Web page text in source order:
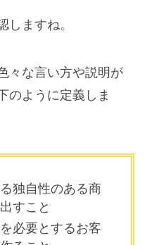
しますね。
々な言い方や説明が
のように定義しま
独自性のある商
すこと
必要とするお客